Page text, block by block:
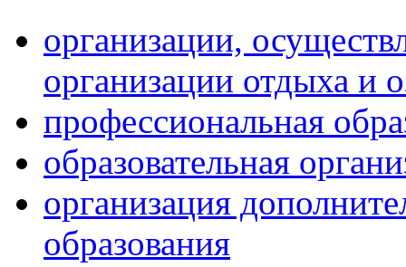
организации,
организации отдыха и
профессиональная
образовательная
организация
образования